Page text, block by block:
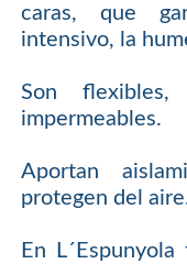
caras, que
intensivo, la
Son flexibles,
impermeables.
Aportan
protegen del
En